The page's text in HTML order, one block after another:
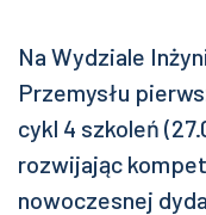
Na Wydziale
Przemysłu
cykl 4 szkoleń
rozwijając
nowoczesnej